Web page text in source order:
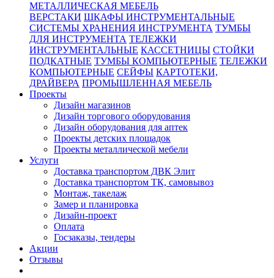
МЕТАЛЛИЧЕСКАЯ МЕБЕЛЬ
ВЕРСТАКИ ШКАФЫ ИНСТРУМЕНТАЛЬНЫЕ
СИСТЕМЫ ХРАНЕНИЯ ИНСТРУМЕНТА ТУМБЫ
ДЛЯ ИНСТРУМЕНТА ТЕЛЕЖКИ
ИНСТРУМЕНТАЛЬНЫЕ КАССЕТНИЦЫ СТОЙКИ
ПОДКАТНЫЕ ТУМБЫ КОМПЬЮТЕРНЫЕ ТЕЛЕЖКИ
КОМПЬЮТЕРНЫЕ СЕЙФЫ КАРТОТЕКИ,
ДРАЙВЕРА ПРОМЫШЛЕННАЯ МЕБЕЛЬ
Проекты
Дизайн магазинов
Дизайн торгового оборудования
Дизайн оборудования для аптек
Проекты детских площадок
Проекты металлической мебели
Услуги
Доставка транспортом ДВК Элит
Доставка транспортом ТК, самовывоз
Монтаж, такелаж
Замер и планировка
Дизайн-проект
Оплата
Госзаказы, тендеры
Акции
Отзывы